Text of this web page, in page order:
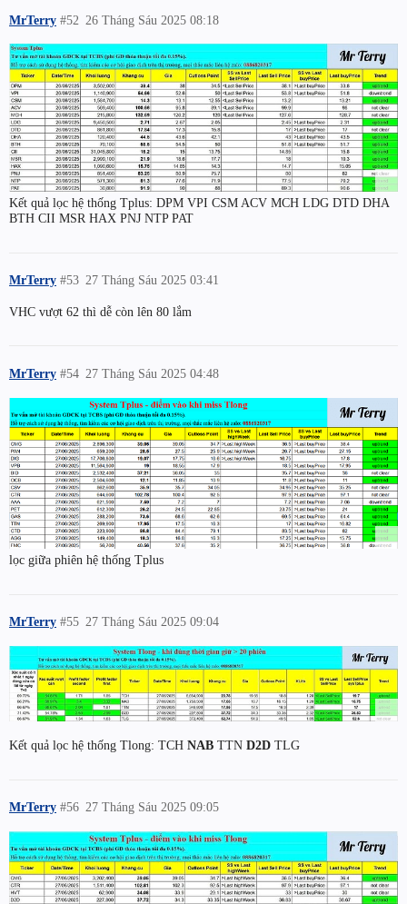
MrTerry 26 Tháng Sáu 2025 08:18
#52
Kết quả lọc hệ thống Tplus: DPM VPI CSM ACV MCH LDG DTD DHA
BTH CII MSR HAX PNJ NTP PAT
MrTerry 27 Tháng Sáu 2025 03:41
#53
VHC vượt 62 thì dễ còn lên 80 lắm
MrTerry 27 Tháng Sáu 2025 04:48
#54
lọc giữa phiên hệ thống Tplus
MrTerry 27 Tháng Sáu 2025 09:04
#55
Kết quả lọc hệ thống Tlong: TCH NAB TTN D2D TLG
MrTerry 27 Tháng Sáu 2025 09:05
#56